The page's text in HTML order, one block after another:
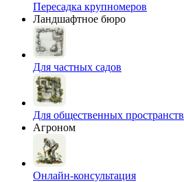
Пересадка крупномеров
Ландшафтное бюро
Для частных садов
Для общественных пространств
Агроном
Онлайн-консультация